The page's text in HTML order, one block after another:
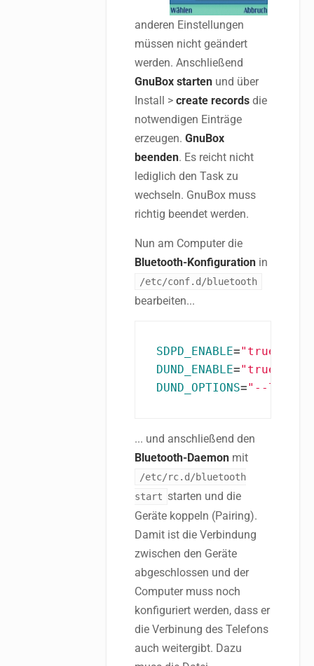
anderen Einstellungen
müssen nicht geändert
werden. Anschließend
GnuBox startenund über
Install > create recordsdie
notwendigen Einträge
erzeugen. GnuBox
beenden. Es reicht nicht
lediglich den Task zu
wechseln. GnuBox muss
richtig beendet werden.
Nun am Computer die
Bluetooth-Konfigurationin
/etc/conf.d/bluetooth
bearbeiten...
SDPD_ENABLE="true"
DUND_ENABLE="true"
DUND_OPTIONS="--listen
... und anschließend den
Bluetooth-Daemonmit
/etc/rc.d/bluetooth
start starten und die
Geräte koppeln (Pairing).
Damit ist die Verbindung
zwischen den Geräte
abgeschlossen und der
Computer muss noch
konfiguriert werden, dass er
die Verbinung des Telefons
auch weitergibt. Dazu